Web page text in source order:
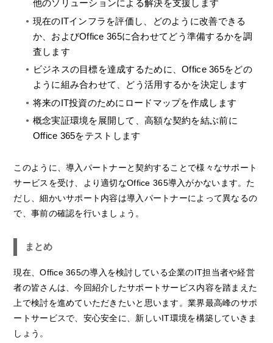
他のソリューションによる解決を支援します
現在のITインフラを評価し、どのように改善できる
か、およびOffice 365に合わせてどう準備するかを調
査します
ビジネスの目標を達成するために、Office 365をどの
ように組み合わせて、どう活用するかを決定します
将来のIT投資のためにロードマップを作成します
概念実証環境を展開して、高額な契約を結ぶ前に
Office 365をテストします
このように、導入パートナーと契約することで様々なサポート
サービスを受け、より適切なOffice 365導入がかないます。た
だし、細かいサポート内容は導入パートナーによって異なるの
で、事前の確認を行いましょう。
まとめ
現在、Office 365の導入を検討している企業のIT担当者や経営
者の皆さんは、今回紹介したサポートサービス内容を踏まえた
上で検討を進めていただきたいと思います。業界最高峰のサポ
ートサービスで、安心安全に、新しいIT環境を構築していきま
しょう。